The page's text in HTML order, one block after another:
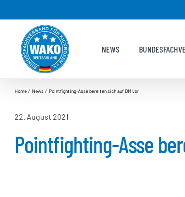
springen
NEWS
Home News Pointfighting-Asse bereiten sich auf DM vor
22. August 2021
Pointfighting-Asse